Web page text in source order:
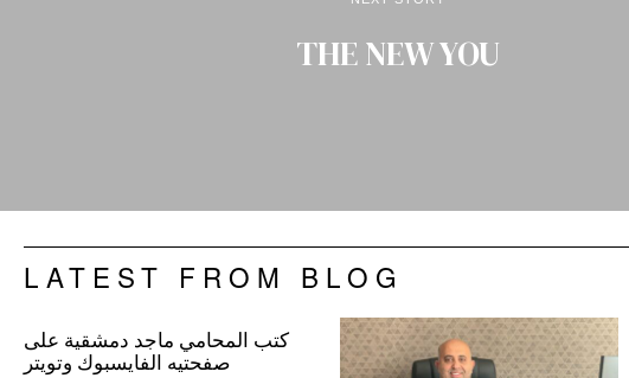
THE NEW YOU
LATEST FROM BLOG
كتب المحامي ماجد دمشقية على
صفحتيه الفايسبوك وتويتر